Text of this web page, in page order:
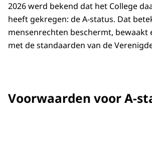
2026 werd bekend dat het College
heeft gekregen: de A-status. Dat
mensenrechten beschermt, bewaakt
met de standaarden van de
Voorwaarden voor A-